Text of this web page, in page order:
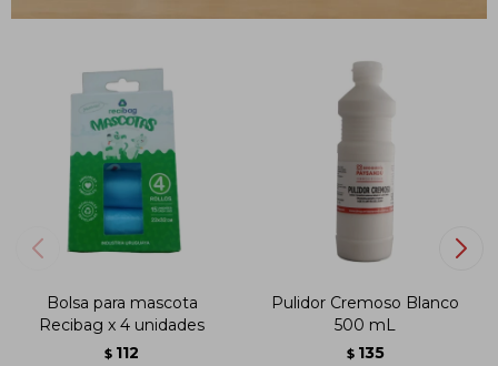
Bolsa para mascota
Recibag x 4 unidades
$ 112
Pulidor Cremoso Blanco
500 mL
$ 135